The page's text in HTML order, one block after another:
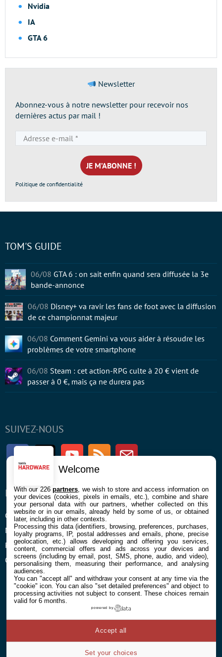
Nvidia
IA
GTA 6
Newsletter
Abonnez-vous à notre newsletter pour recevoir nos
dernières actus par mail !
e-
mail
*
Politique de confidentialité
SUIVEZ-NOUS
FacebookTwitter Youtube RSS Newsletter
ENTREPRISE
Confidentialité et Cookies
Mentions légales et CGU
Préférences Cookies
Qui sommes nous
À PROPOS
Contact
TOM'S GUIDE
06/08 GTA 6 : on sait enfin quand sera diffusée la 3e
bande-annonce
06/08 Disney+ va ravir les fans de foot avec la diffusion
de ce championnat majeur
06/08 Comment Gemini va vous aider à résoudre les
problèmes de votre smartphone
06/08 Steam : cet action-RPG culte à 20 € vient de
passer à 0 €, mais ça ne durera pas
Welcome
With our 226partners , we wish to store and access information on
your devices (cookies, pixels in emails, etc.), combine and share
your personal data with our partners, whether collected on this
website or in our emails, already held by some of us, or obtained
later, including in other contexts.
Processing this data (identifiers, browsing, preferences, purchases,
loyalty programs, IP, postal addresses and emails, phone, precise
geolocation, etc.) allows developing and offering you services,
content, commercial offers and ads across your devices and
screens (including by email, post, SMS, phone, audio, and video),
personalising them, measuring their performance, and analysing
audiences.
You can "accept all" and withdraw your consent at any time via the
"cookie" icon. You can also "set detailed preferences" and object to
processing activities not subject to consent. These choices remain
valid for 6 months.
powered by
Set your choices
Accept all